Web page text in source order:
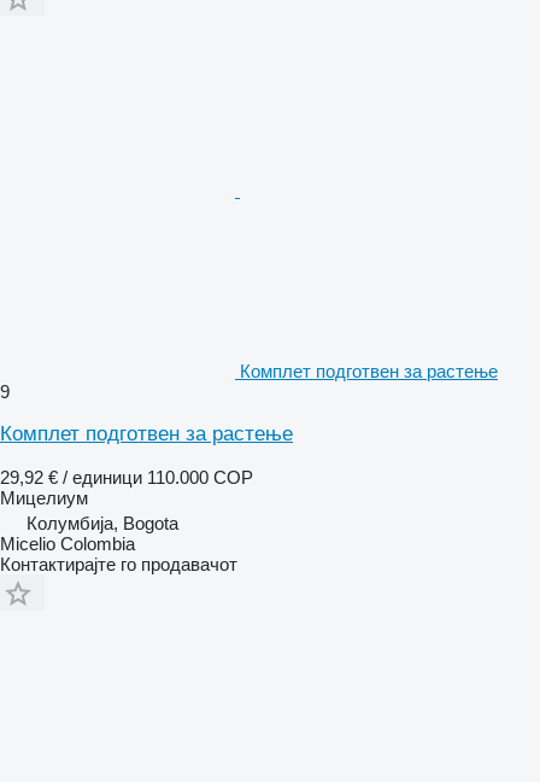
Комплет подготвен за растење
9
Комплет подготвен за растење
29,92 € / единици 110.000 COP
Мицелиум
Колумбија, Bogota
Micelio Colombia
Контактирајте го продавачот